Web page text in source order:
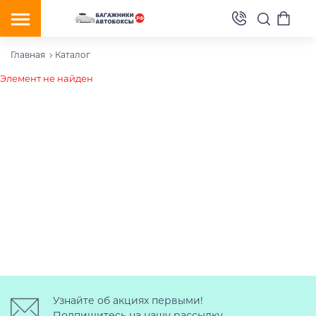
Главная Каталог
Элемент не найден
Узнайте об акциях первыми!